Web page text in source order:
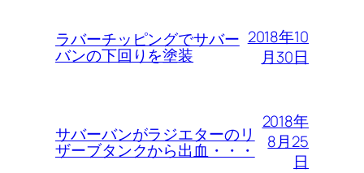
ラバーチッピングでサバー
バンの下回りを塗装
2018年10
月30日
サバーバンがラジエターのリ
ザーブタンクから出血・・・
2018年
8月25
日